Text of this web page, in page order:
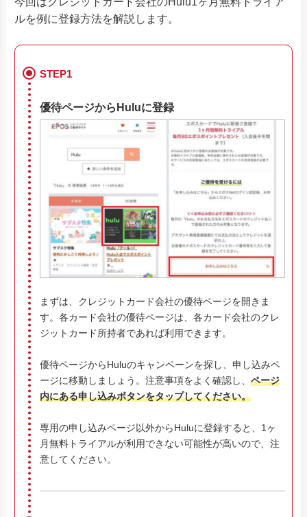
ルを例に登録方法を解説します。
STEP1
優待ページからHuluに登録
まずは、クレジットカード会社の優待ページを開きま
す。各カード会社の優待ページは、各カード会社のクレ
ジットカード所持者であれば利用できます。
優待ページからHuluのキャンペーンを探し、申し込みペ
ージに移動しましょう。注意事項をよく確認し、 ページ
内にある申し込みボタンをタップしてください。
専用の申し込みページ以外からHuluに登録すると、1ヶ
月無料トライアルが利用できない可能性が高いので、注
意してください。